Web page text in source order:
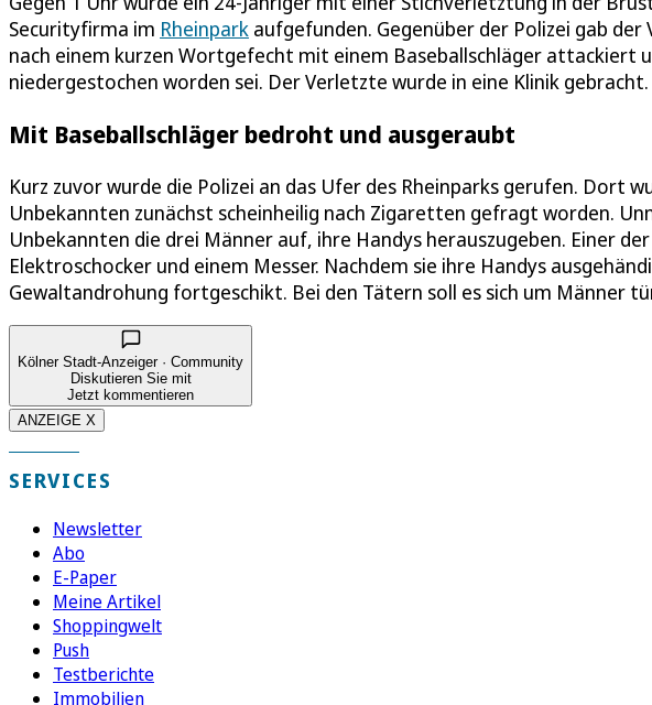
Securityfirma im Rheinpark aufgefunden. Gegenüber der Polizei gab
nach einem kurzen Wortgefecht mit einem Baseballschläger attackiert
niedergestochen worden sei. Der Verletzte wurde in eine Klinik gebracht.
Mit Baseballschläger bedroht und ausgeraubt
Kurz zuvor wurde die Polizei an das Ufer des Rheinparks gerufen. Dort
Unbekannten zunächst scheinheilig nach Zigaretten gefragt worden.
Unbekannten die drei Männer auf, ihre Handys herauszugeben. Einer
Elektroschocker und einem Messer. Nachdem sie ihre Handys
Gewaltandrohung fortgeschikt. Bei den Tätern soll es sich um Männer
Kölner Stadt-Anzeiger · Community
Diskutieren Sie mit
Jetzt kommentieren
ANZEIGE X
SERVICES
Newsletter
Abo
E-Paper
Meine Artikel
Shoppingwelt
Push
Testberichte
Immobilien